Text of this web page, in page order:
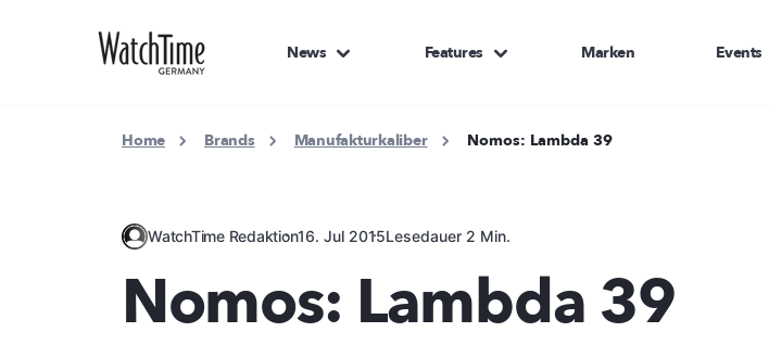
News Features Marken Events
Home Brands Manufakturkaliber Nomos: Lambda 39
WatchTime Redaktion16. Jul 2015Lesedauer 2 Min.
Nomos: Lambda 39